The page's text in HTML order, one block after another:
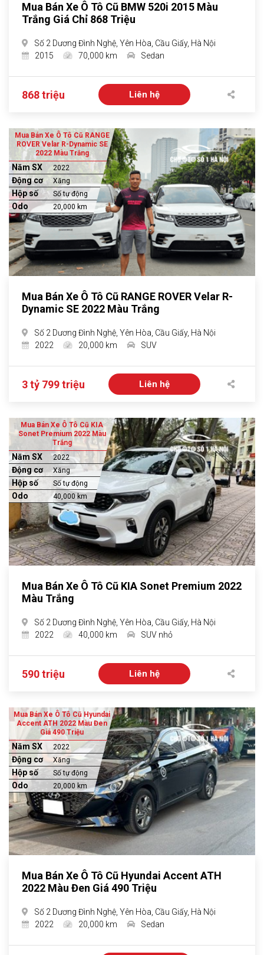
Mua Bán Xe Ô Tô Cũ BMW 520i 2015 Màu
Trắng Giá Chỉ 868 Triệu
Số 2 Dương Đình Nghệ, Yên Hòa, Cầu Giấy, Hà Nội
2015
70,000 km Sedan
868 triệu Liên hệ
Mua Bán Xe Ô Tô Cũ RANGE
ROVER Velar R-Dynamic SE
2022 Màu Trắng
Năm SX 2022
Động cơ Xăng
Hộp số Số tự động
Odo 20,000 km
Mua Bán Xe Ô Tô Cũ RANGE ROVER Velar R-
Dynamic SE 2022 Màu Trắng
Số 2 Dương Đình Nghệ, Yên Hòa, Cầu Giấy, Hà Nội
2022
20,000 km SUV
3 tỷ 799 triệu Liên hệ
Mua Bán Xe Ô Tô Cũ KIA
Sonet Premium 2022 Màu
Trắng
Năm SX 2022
Động cơ Xăng
Hộp số Số tự động
Odo 40,000 km
Mua Bán Xe Ô Tô Cũ KIA Sonet Premium 2022
Màu Trắng
Số 2 Dương Đình Nghệ, Yên Hòa, Cầu Giấy, Hà Nội
2022
40,000 km SUV nhỏ
590 triệu Liên hệ
Mua Bán Xe Ô Tô Cũ Hyundai
Accent ATH 2022 Màu Đen
Giá 490 Triệu
Năm SX 2022
Động cơ Xăng
Hộp số Số tự động
Odo 20,000 km
Mua Bán Xe Ô Tô Cũ Hyundai Accent ATH
2022 Màu Đen Giá 490 Triệu
Số 2 Dương Đình Nghệ, Yên Hòa, Cầu Giấy, Hà Nội
2022
20,000 km Sedan